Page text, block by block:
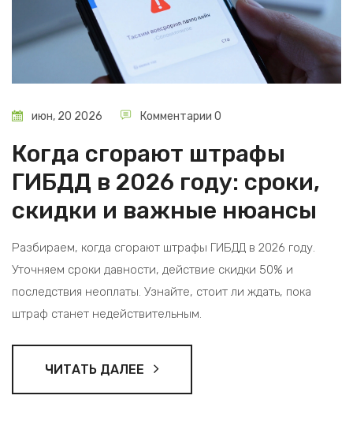
июн, 20 2026 Комментарии 0
Когда сгорают штрафы
ГИБДД в 2026 году: сроки,
скидки и важные нюансы
Разбираем, когда сгорают штрафы ГИБДД в 2026 году.
Уточняем сроки давности, действие скидки 50% и
последствия неоплаты. Узнайте, стоит ли ждать, пока
штраф станет недействительным.
ЧИТАТЬ ДАЛЕЕ